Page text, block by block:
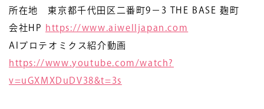
所在地 東京都千代田区二番町9−3 THE BASE 麹町
会社HP
https://www.aiwelljapan.com
AIプロテオミクス紹介動画
https://www.youtube.com/watch?
v=uGXMXDuDV38&t=3s